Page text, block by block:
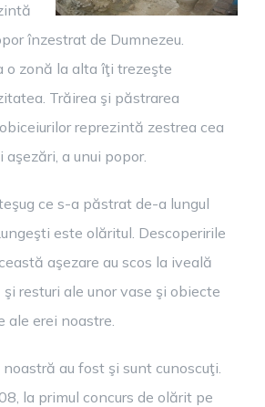
înzestrat de Dumnezeu.
o zonă la alta îţi trezeşte
Trăirea şi păstrarea
reprezintă zestrea cea
aşezări, a unui popor.
ce s-a păstrat de-a lungul
este olăritul. Descoperirile
aşezare au scos la iveală
resturi ale unor vase şi obiecte
ale erei noastre.
au fost şi sunt cunoscuţi.
la primul concurs de olărit pe